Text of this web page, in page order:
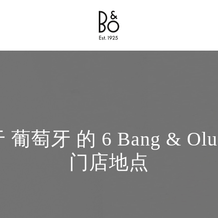
Bang & Olufsen - Exist to Create
Link Opens in New Tab
葡萄牙 的 6 Bang &
门店地点